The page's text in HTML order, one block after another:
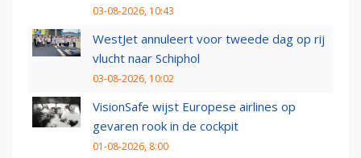
03-08-2026, 10:43
WestJet annuleert voor tweede dag op rij
vlucht naar Schiphol
03-08-2026, 10:02
VisionSafe wijst Europese airlines op
gevaren rook in de cockpit
01-08-2026, 8:00